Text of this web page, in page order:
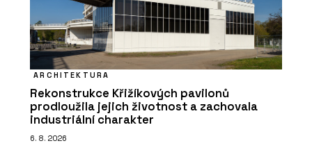
ARCHITEKTURA
Rekonstrukce Křižíkových pavilonů
prodloužila jejich životnost a zachovala
industriální charakter
6. 8. 2026